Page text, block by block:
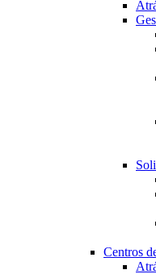
Centros